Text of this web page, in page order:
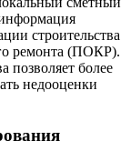
строительства
ремонта (ПОКР).
позволяет более
недооценки